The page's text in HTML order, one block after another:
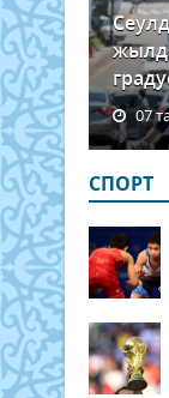
07
СПОРТ